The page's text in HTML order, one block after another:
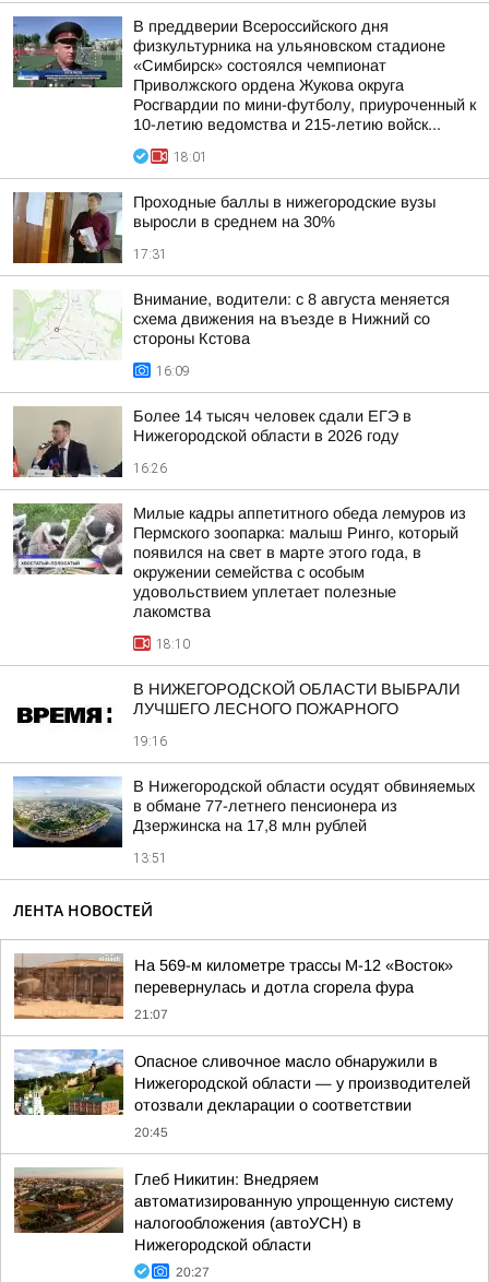
В преддверии Всероссийского дня
физкультурника на ульяновском стадионе
«Симбирск» состоялся чемпионат
Приволжского ордена Жукова округа
Росгвардии по мини-футболу, приуроченный к
10-летию ведомства и 215-летию войск...
18:01
Проходные баллы в нижегородские вузы
выросли в среднем на 30%
17:31
Внимание, водители: с 8 августа меняется
схема движения на въезде в Нижний со
стороны Кстова
16:09
Более 14 тысяч человек сдали ЕГЭ в
Нижегородской области в 2026 году
16:26
Милые кадры аппетитного обеда лемуров из
Пермского зоопарка: малыш Ринго, который
появился на свет в марте этого года, в
окружении семейства с особым
удовольствием уплетает полезные
лакомства
18:10
В НИЖЕГОРОДСКОЙ ОБЛАСТИ ВЫБРАЛИ
ЛУЧШЕГО ЛЕСНОГО ПОЖАРНОГО
19:16
В Нижегородской области осудят обвиняемых
в обмане 77-летнего пенсионера из
Дзержинска на 17,8 млн рублей
13:51
ЛЕНТА НОВОСТЕЙ
На 569-м километре трассы М-12 «Восток»
перевернулась и дотла сгорела фура
21:07
Опасное сливочное масло обнаружили в
Нижегородской области — у производителей
отозвали декларации о соответствии
20:45
Глеб Никитин: Внедряем
автоматизированную упрощенную систему
налогообложения (автоУСН) в
Нижегородской области
20:27